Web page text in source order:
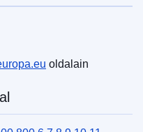
oldalain